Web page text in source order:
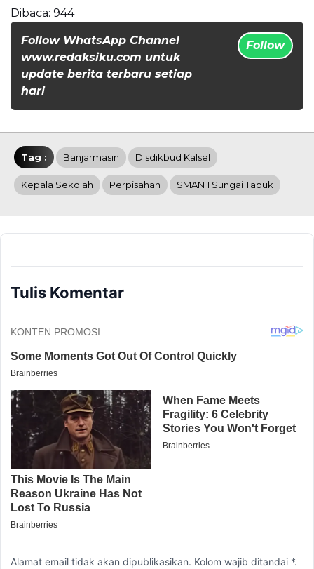
Dibaca: 944
Follow WhatsApp Channel
www.redaksiku.com untuk
update berita terbaru setiap
hari
Follow
Tag : Banjarmasin Disdikbud Kalsel
Kepala Sekolah Perpisahan SMAN 1 Sungai Tabuk
Tulis Komentar
Alamat email tidak akan dipublikasikan. Kolom wajib ditandai *.